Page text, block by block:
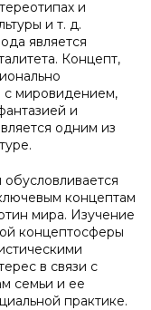
и
и т. д.
является
Концепт,
с мировидением,
и
одним из
концептам
мира. Изучение
концептосферы
в связи с
семьи и ее
практике.